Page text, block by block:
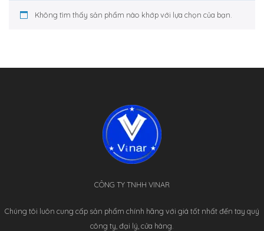
Không tìm thấy sản phẩm nào khớp với lựa chọn của bạn.
CÔNG TY TNHH VINAR
Chúng tôi luôn cung cấp sản phẩm chính hãng với giá tốt nhất đến tay quý
công ty, đại lý, cửa hàng.